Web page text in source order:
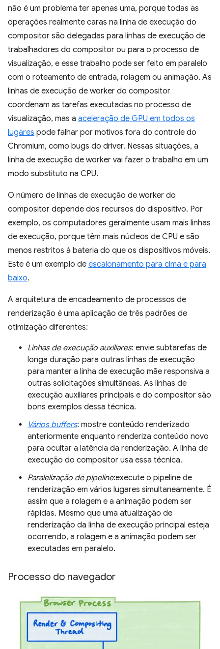
não é um problema ter apenas uma, porque todas as
operações realmente caras na linha de execução do
compositor são delegadas para linhas de execução de
trabalhadores do compositor ou para o processo de
visualização, e esse trabalho pode ser feito em paralelo
com o roteamento de entrada, rolagem ou animação. As
linhas de execução de worker do compositor
coordenam as tarefas executadas no processo de
visualização, mas a aceleração de GPU em todos os
lugares pode falhar por motivos fora do controle do
Chromium, como bugs do driver. Nessas situações, a
linha de execução de worker vai fazer o trabalho em um
modo substituto na CPU.
O número de linhas de execução de worker do
compositor depende dos recursos do dispositivo. Por
exemplo, os computadores geralmente usam mais linhas
de execução, porque têm mais núcleos de CPU e são
menos restritos à bateria do que os dispositivos móveis.
Este é um exemplo de escalonamento para cima e para
baixo.
A arquitetura de encadeamento de processos de
renderização é uma aplicação de três padrões de
otimização diferentes:
Linhas de execução auxiliares: envie subtarefas de
longa duração para outras linhas de execução
para manter a linha de execução mãe responsiva a
outras solicitações simultâneas. As linhas de
execução auxiliares principais e do compositor são
bons exemplos dessa técnica.
Vários buffers: mostre conteúdo renderizado
anteriormente enquanto renderiza conteúdo novo
para ocultar a latência da renderização. A linha de
execução do compositor usa essa técnica.
Paralelização de pipeline:execute o pipeline de
renderização em vários lugares simultaneamente. É
assim que a rolagem e a animação podem ser
rápidas. Mesmo que uma atualização de
renderização da linha de execução principal esteja
ocorrendo, a rolagem e a animação podem ser
executadas em paralelo.
Processo do navegador